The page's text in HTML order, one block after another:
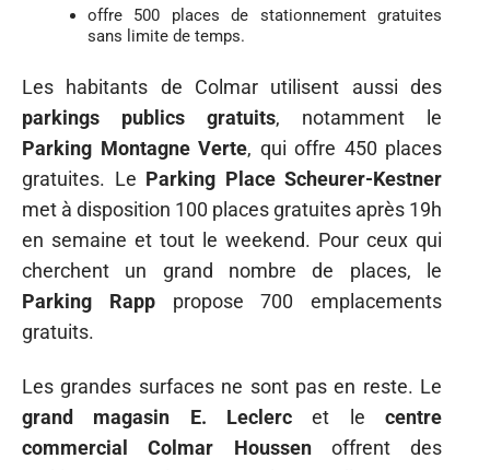
offre 500 places de stationnement gratuites
sans limite de temps.
Les habitants de Colmar utilisent aussi des
parkings publics gratuits, notamment le
Parking Montagne Verte, qui offre 450 places
gratuites. Le Parking Place Scheurer-Kestner
met à disposition 100 places gratuites après 19h
en semaine et tout le weekend. Pour ceux qui
cherchent un grand nombre de places, le
Parking Rapppropose 700 emplacements
gratuits.
Les grandes surfaces ne sont pas en reste. Le
grand magasin E. Leclerc et le centre
commercial Colmar Houssenoffrent des